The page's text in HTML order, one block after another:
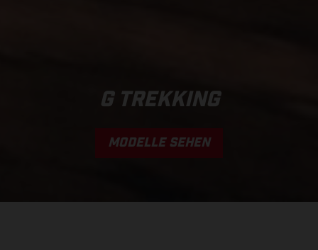
G TREKKING
MODELLE SEHEN